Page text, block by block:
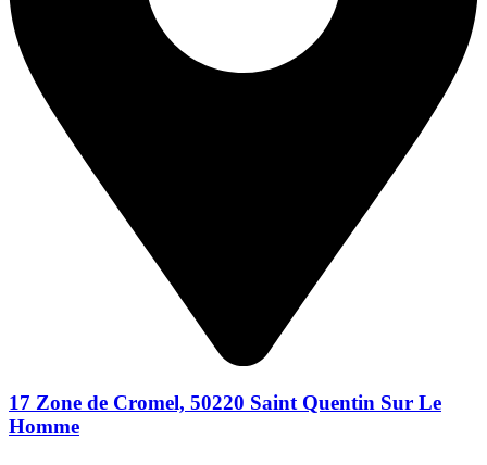
17 Zone de Cromel, 50220 Saint Quentin Sur Le
Homme